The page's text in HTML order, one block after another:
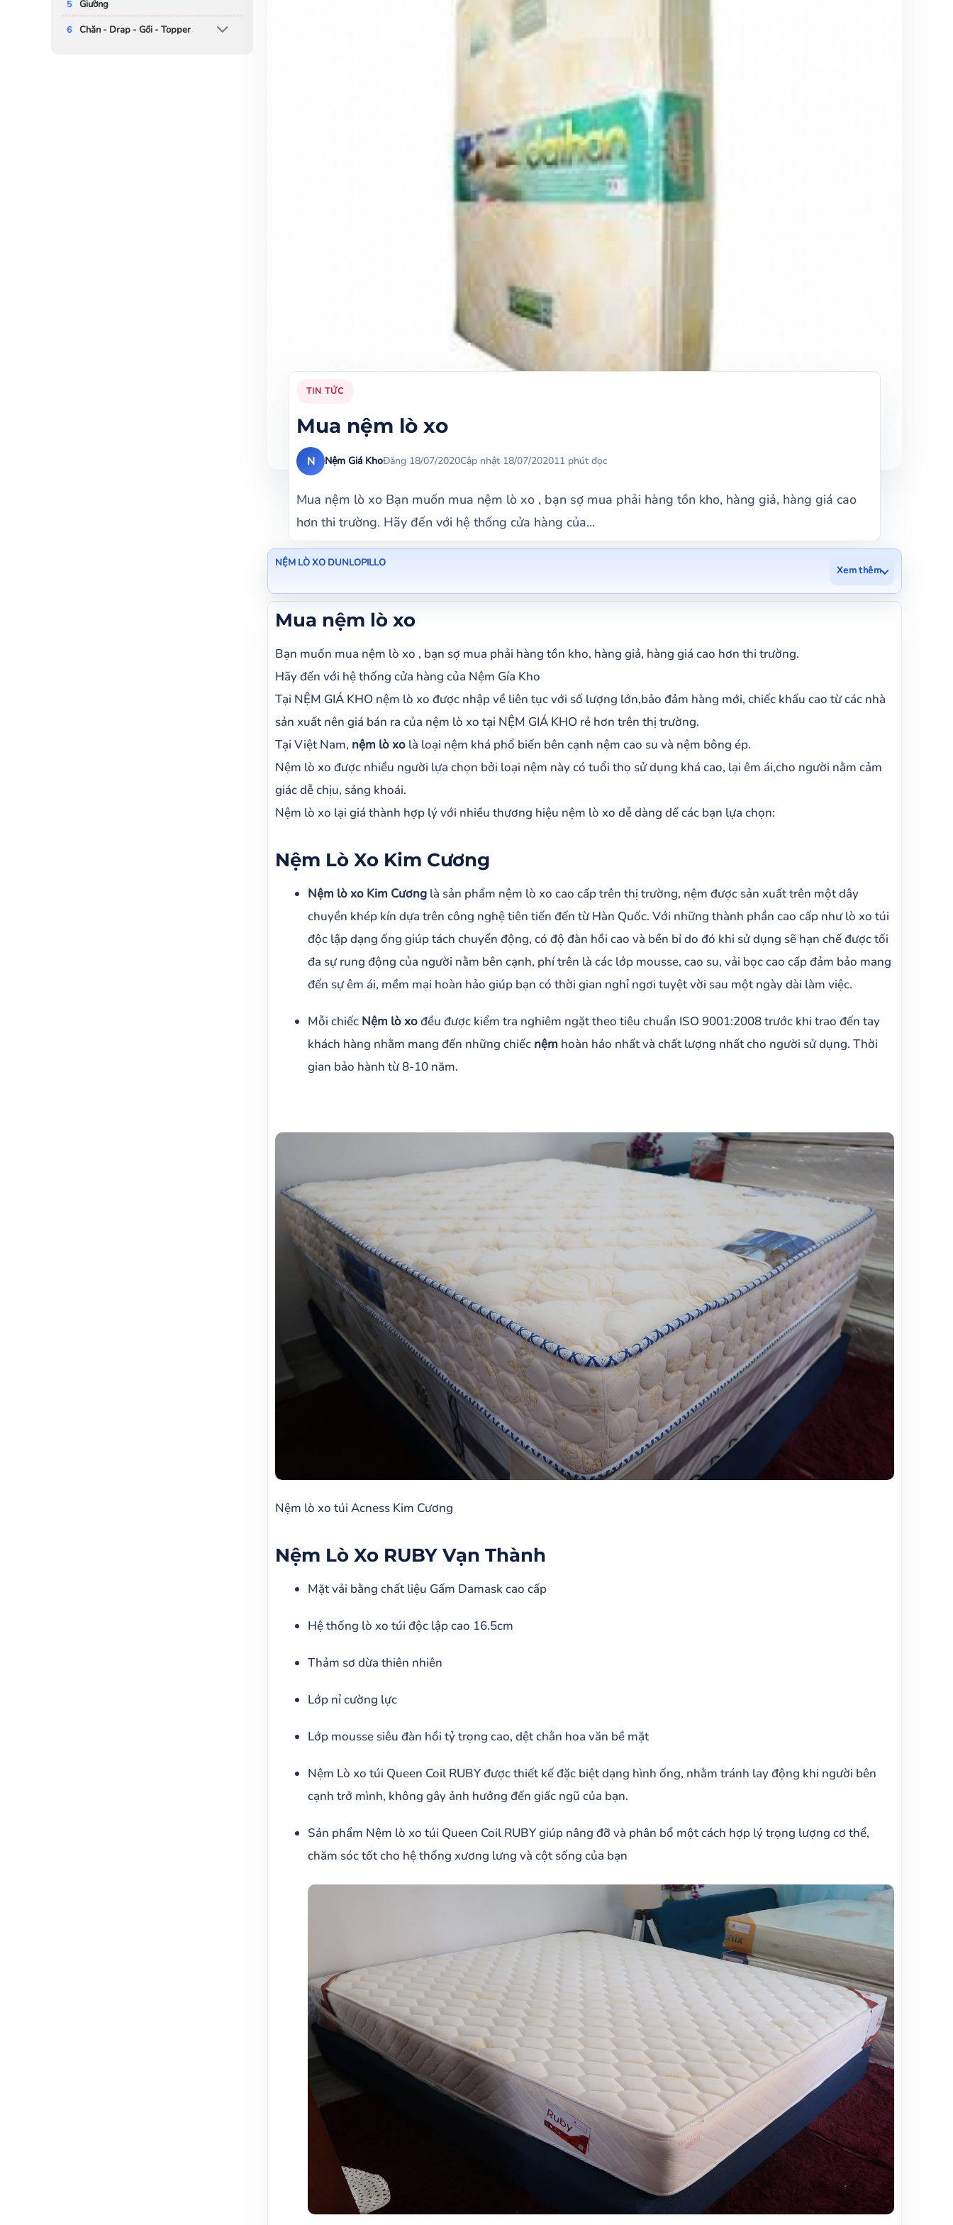
Giường
Chăn - Drap - Gối - Topper
TIN TỨC
Mua nệm lò xo
N Nệm Giá KhoĐăng 18/07/2020Cập nhật 18/07/202011 phút đọc
Mua nệm lò xo Bạn muốn mua nệm lò xo , bạn sợ mua phải hàng tồn kho, hàng giả, hàng giá cao
hơn thi trường. Hãy đến với hệ thống cửa hàng của...
NỆM LÒ XO DUNLOPILLO
Xem thêm
Mua nệm lò xo
Nệm Lò Xo RUBY Vạn Thành
Nệm lò Xo Liên Á
NỆM LÒ XO DUNLOPILLO
NỆM LÒ XO HÀN VIỆT HẢI
Nệm Lò Xo Edena Diamond
Đặc tính nổi bật của nệm lò xo
Mua nệm lò xo
Bạn muốn mua nệm lò xo , bạn sợ mua phải hàng tồn kho, hàng giả, hàng giá cao hơn thi trường.
Hãy đến với hệ thống cửa hàng của Nệm Gía Kho
Tại NỆM GIÁ KHO nệm lò xo được nhập về liên tục với số lượng lớn,bảo đảm hàng mới, chiếc khấu cao từ các nhà
sản xuất nên giá bán ra của nệm lò xo tại NỆM GIÁ KHO rẻ hơn trên thị trường.
Tại Việt Nam, nệm lò xo là loại nệm khá phổ biến bên cạnh nệm cao su và nệm bông ép.
Nệm lò xo được nhiều người lựa chọn bởi loại nệm này có tuổi thọ sử dụng khá cao, lại êm ái,cho người nằm cảm
giác dễ chịu, sảng khoái.
Nệm lò xo lại giá thành hợp lý với nhiều thương hiệu nệm lò xo dễ dàng dể các bạn lựa chọn:
Nệm Lò Xo Kim Cương
Nệm lò xo Kim Cương là sản phẩm nệm lò xo cao cấp trên thị trường, nệm được sản xuất trên một dây
chuyền khép kín dựa trên công nghệ tiên tiến đến từ Hàn Quốc. Với những thành phần cao cấp như lò xo túi
độc lập dạng ống giúp tách chuyển động, có độ đàn hồi cao và bền bỉ do đó khi sử dụng sẽ hạn chế được tối
đa sự rung động của người nằm bên cạnh, phí trên là các lớp mousse, cao su, vải bọc cao cấp đảm bảo mang
đến sự êm ái, mềm mại hoàn hảo giúp bạn có thời gian nghỉ ngơi tuyệt vời sau một ngày dài làm việc.
Mỗi chiếc Nệm lò xođều được kiểm tra nghiêm ngặt theo tiêu chuẩn ISO 9001:2008 trước khi trao đến tay
khách hàng nhằm mang đến những chiếc nệm hoàn hảo nhất và chất lượng nhất cho người sử dụng. Thời
gian bảo hành từ 8-10 năm.
Nệm lò xo túi Acness Kim Cương
Nệm Lò Xo RUBY Vạn Thành
Mặt vải bằng chất liệu Gấm Damask cao cấp
Hệ thống lò xo túi độc lập cao 16.5cm
Thảm sơ dừa thiên nhiên
Lớp nỉ cường lực
Lớp mousse siêu đàn hồi tỷ trọng cao, dệt chằn hoa văn bề mặt
Nệm Lò xo túi Queen Coil RUBY được thiết kế đặc biệt dạng hình ống, nhằm tránh lay động khi người bên
cạnh trở mình, không gây ảnh hưởng đến giấc ngũ của bạn.
Sản phẩm Nệm lò xo túi Queen Coil RUBY giúp nâng đỡ và phân bổ một cách hợp lý trọng lượng cơ thể,
chăm sóc tốt cho hệ thống xương lưng và cột sống của bạn ​